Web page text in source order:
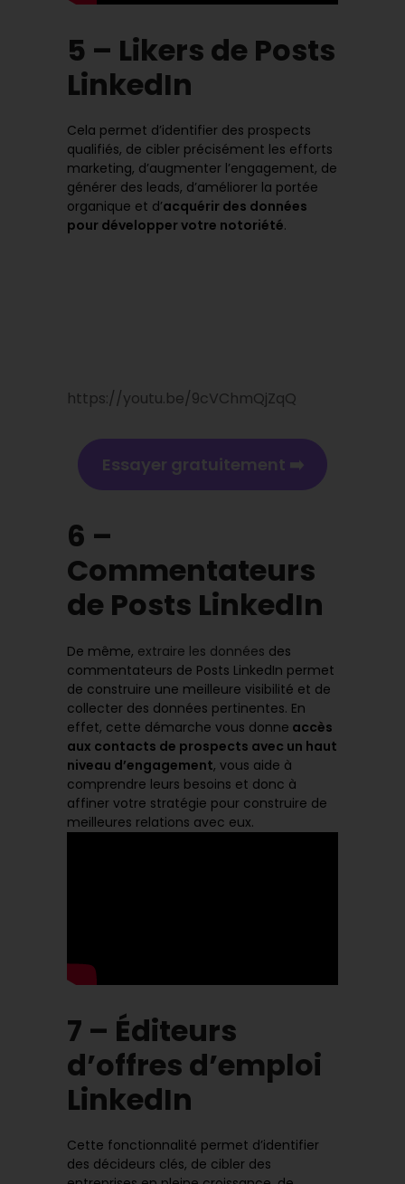
5 – Likers de Posts
LinkedIn
Cela permet d’identifier des prospects
qualifiés, de cibler précisément les efforts
marketing, d’augmenter l’engagement, de
générer des leads, d’améliorer la portée
organique et d’acquérir des données
pour développer votre notoriété.
https://youtu.be/9cVChmQjZqQ
Essayer gratuitement ➡️
6 –
Commentateurs
de Posts LinkedIn
De même, extraire les données des
commentateurs de Posts LinkedIn permet
de construire une meilleure visibilité et de
collecter des données pertinentes. En
effet, cette démarche vous donne accès
aux contacts de prospects avec un haut
niveau d’engagement, vous aide à
comprendre leurs besoins et donc à
affiner votre stratégie pour construire de
meilleures relations avec eux.
7 – Éditeurs
d’offres d’emploi
LinkedIn
Cette fonctionnalité permet d’identifier
des décideurs clés, de cibler des